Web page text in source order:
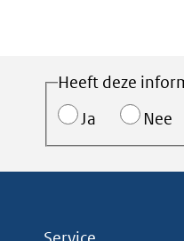
Heeft deze
Ja
Nee